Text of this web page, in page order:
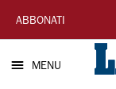
La
Nuova
Sardegna
ABBONATI
MENU